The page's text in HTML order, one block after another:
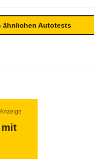
ähnlichen Autotests
Anzeige
mit